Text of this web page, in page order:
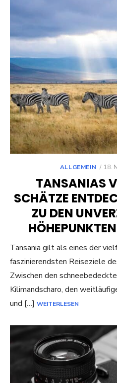
ALLGEMEIN 18.
TANSANIAS
SCHÄTZE
ZU DEN
Tansania gilt als eines der
faszinierendsten Reiseziele
Zwischen den
Kilimandscharo, den
und […] WEITERLESEN